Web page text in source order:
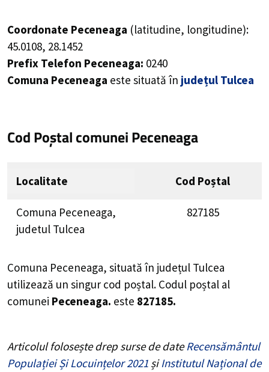
Coordonate Peceneaga (latitudine, longitudine):
45.0108, 28.1452
Prefix Telefon Peceneaga: 0240
Comuna Peceneaga este situată în județul Tulcea
Cod Poștal comunei Peceneaga
Localitate Cod Poștal
Comuna Peceneaga,
judetul Tulcea
827185
Comuna Peceneaga, situată în județul Tulcea
utilizează un singur cod poștal. Codul poștal al
comunei Peceneaga. este 827185.
Articolul folosește drep surse de dateRecensământul
Populației Și Locuințelor 2021 șiInstitutul Național de